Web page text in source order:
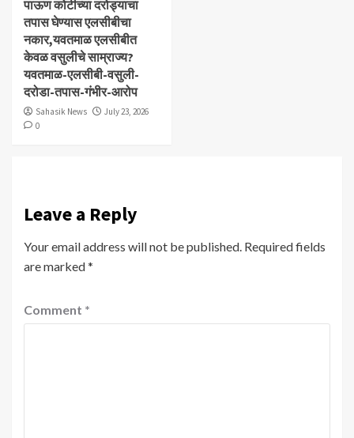
पाऊण कोटीच्या दरोड्याचा
तपास घेण्यास एलसीबीचा
नकार,यवतमाळ एलसीबीत
केवळ वसुलीचे साम्राज्य?
यवतमाळ-एलसीबी-वसुली-
दरोडा-तपास-गंभीर-आरोप
Sahasik News
July 23, 2026
0
Leave a Reply
Your email address will not be published. Required fields
are marked*
Comment *